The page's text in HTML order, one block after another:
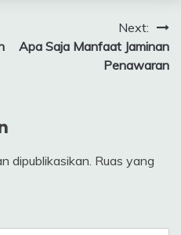
Next:
Apa Saja Manfaat Jaminan
Penawaran
dipublikasikan. Ruas yang